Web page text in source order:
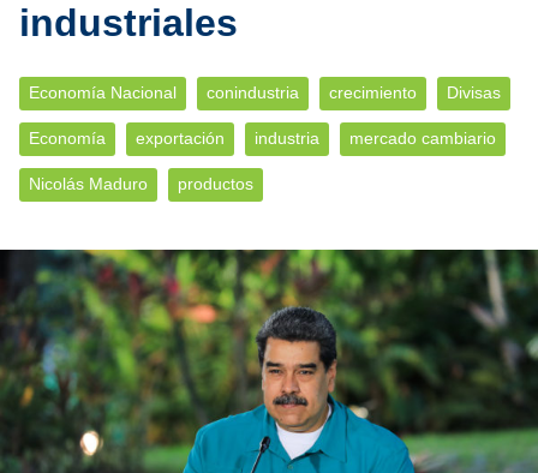
industriales
Economía Nacional conindustria crecimiento Divisas
Economía exportación industria mercado cambiario
Nicolás Maduro productos